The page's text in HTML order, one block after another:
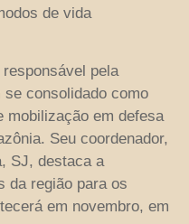
de vida
pela
consolidado como
mobilização em defesa
Seu coordenador,
SJ, destaca a
da região para os
em novembro, em